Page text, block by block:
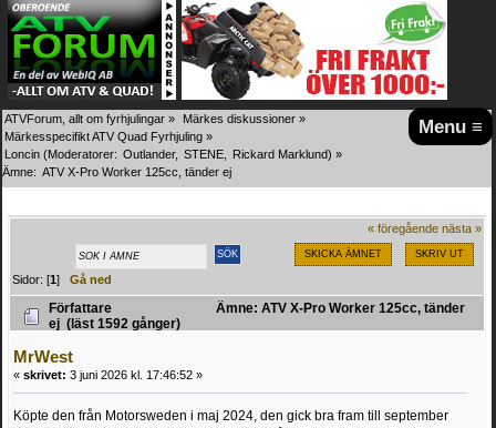
Menu ≡
ATVForum, allt om fyrhjulingar » Märkes diskussioner »
Märkesspecifikt ATV Quad Fyrhjuling »
Loncin (Moderatorer: Outlander, STENE Rickard Marklund) »
Ämne: ATV X-Pro Worker 125cc, tänder ej
« föregående nästa »
SKICKA ÄMNET SKRIV UT
Sidor: [1]Gå ned
Författare
Ämne: ATV X-Pro Worker 125cc, tänder
ej (läst 1592 gånger)
MrWest
« skrivet: 3 juni 2026 kl. 17:46:52 »
Köpte den från Motorsweden i maj 2024, den gick bra fram till september